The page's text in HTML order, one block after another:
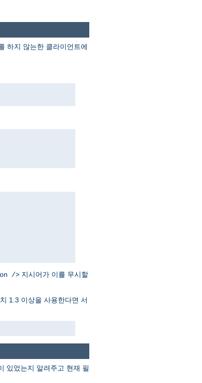
하지 않는한 클라이언트에
/> 지시어가 이를 무시할
1.3 이상을 사용한다면 서
있었는지 알려주고 현재 필